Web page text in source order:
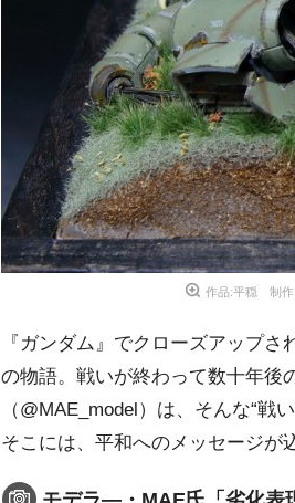
作品:平穏 制作
『ガンダム』でクローズアップ
の物語。戦いが終わって数十年
（@MAE_model）は、そんな“
そこには、平和へのメッセージが